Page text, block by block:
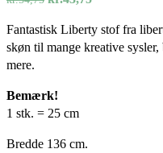
pris
var:
pris
er:
Fantastisk Liberty stof fra
skøn til mange kreative
mere.
Bemærk!
1 stk. = 25 cm
Bredde 136 cm.